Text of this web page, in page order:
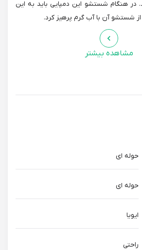
شستشو این دمپایی باید به این
آن با آب گرم پرهیز کرد.
مشاهده بیشتر
ای
ای